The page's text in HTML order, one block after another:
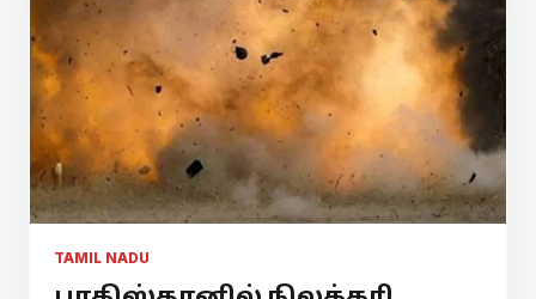
TAMIL NADU